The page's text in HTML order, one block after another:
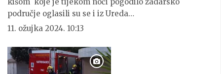
područje oglasili su se i iz Ureda…
11. ožujka 2024. 10:13